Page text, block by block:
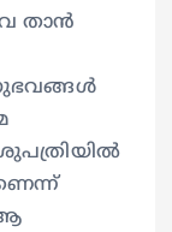
താന്‍
ആ